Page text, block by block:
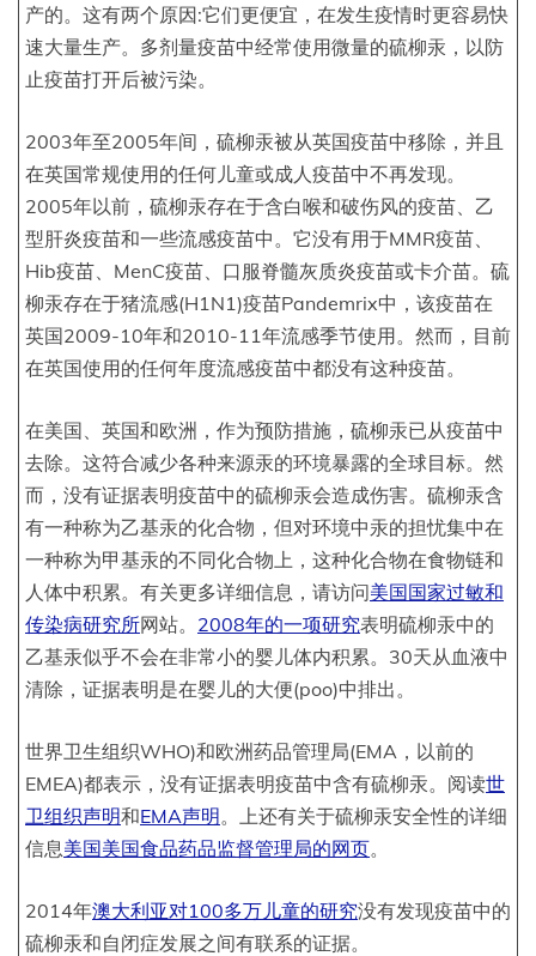
产的。这有两个原因:它们更便宜，在发生疫情时更容易快
速大量生产。多剂量疫苗中经常使用微量的硫柳汞，以防
止疫苗打开后被污染。
2003年至2005年间，硫柳汞被从英国疫苗中移除，并且
在英国常规使用的任何儿童或成人疫苗中不再发现。
2005年以前，硫柳汞存在于含白喉和破伤风的疫苗、乙
型肝炎疫苗和一些流感疫苗中。它没有用于MMR疫苗、
Hib疫苗、MenC疫苗、口服脊髓灰质炎疫苗或卡介苗。硫
柳汞存在于猪流感(H1N1)疫苗Pandemrix中，该疫苗在
英国2009-10年和2010-11年流感季节使用。然而，目前
在英国使用的任何年度流感疫苗中都没有这种疫苗。
在美国、英国和欧洲，作为预防措施，硫柳汞已从疫苗中
去除。这符合减少各种来源汞的环境暴露的全球目标。然
而，没有证据表明疫苗中的硫柳汞会造成伤害。硫柳汞含
有一种称为乙基汞的化合物，但对环境中汞的担忧集中在
一种称为甲基汞的不同化合物上，这种化合物在食物链和
人体中积累。有关更多详细信息，请访问美国国家过敏和
传染病研究所网站。 2008年的一项研究表明硫柳汞中的
乙基汞似乎不会在非常小的婴儿体内积累。30天从血液中
清除，证据表明是在婴儿的大便(poo)中排出。
世界卫生组织WHO)和欧洲药品管理局(EMA，以前的
EMEA)都表示，没有证据表明疫苗中含有硫柳汞。阅读世
卫组织声明和EMA声明。上还有关于硫柳汞安全性的详细
信息美国美国食品药品监督管理局的网页。
2014年澳大利亚对100多万儿童的研究没有发现疫苗中的
硫柳汞和自闭症发展之间有联系的证据。